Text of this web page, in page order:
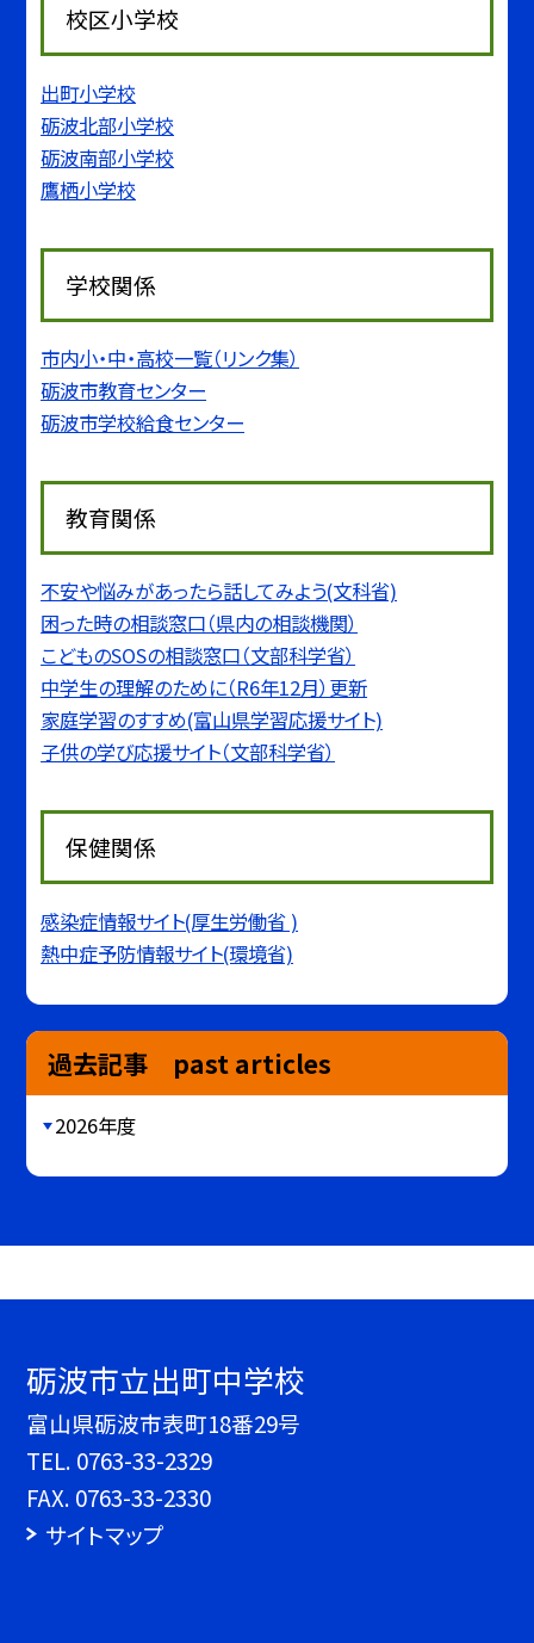
校区小学校
出町小学校
砺波北部小学校
砺波南部小学校
鷹栖小学校
学校関係
市内小・中・高校一覧（リンク集）
砺波市教育センター
砺波市学校給食センター
教育関係
不安や悩みがあったら話してみよう(文科省)
困った時の相談窓口（県内の相談機関）
こどものSOSの相談窓口（文部科学省）
中学生の理解のために（R6年12月）更新
家庭学習のすすめ(富山県学習応援サイト)
子供の学び応援サイト（文部科学省）
保健関係
感染症情報サイト(厚生労働省 )
熱中症予防情報サイト(環境省)
過去記事 past articles
2026年度
砺波市立出町中学校
富山県砺波市表町18番29号
TEL. 0763-33-2329
FAX. 0763-33-2330
サイトマップ